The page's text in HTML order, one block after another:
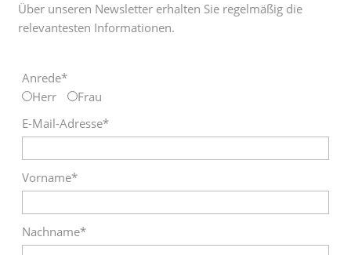
Über unseren Newsletter erhalten Sie regelmäßig die
relevantesten Informationen.
Anrede*
Herr
Frau
E-Mail-Adresse*
Vorname*
Nachname*